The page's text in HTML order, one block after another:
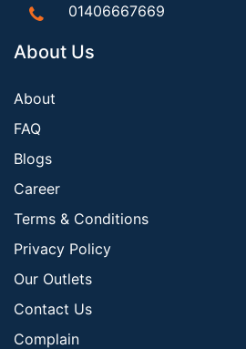
01406667669
About Us
About
FAQ
Blogs
Career
Terms & Conditions
Privacy Policy
Our Outlets
Contact Us
Complain